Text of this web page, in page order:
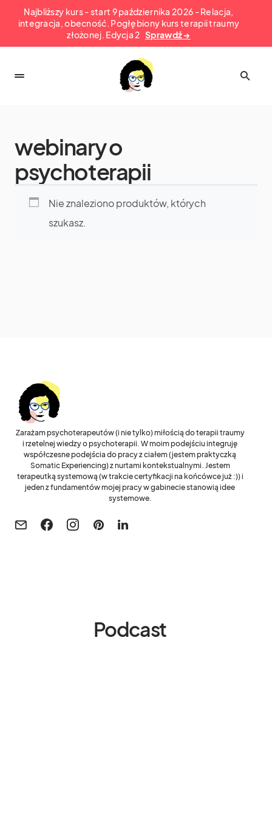
Najbliższy kurs - start 9 października 2026 - Relacja,
integracja, obecność. Pogłębiony kurs terapii traumy
złożonej. Edycja 2 Sprawdź →
webinary o
psychoterapii
Nie znaleziono produktów, których
szukasz.
Zarażam psychoterapeutów (i nie tylko) miłością do terapii traumy
i rzetelnej wiedzy o psychoterapii. W moim podejściu integruję
współczesne podejścia do pracy z ciałem (jestem praktyczką
Somatic Experiencing) z nurtami kontekstualnymi. Jestem
terapeutką systemową (w trakcie certyfikacji na końcówce już :)) i
jeden z fundamentów mojej pracy w gabinecie stanowią idee
systemowe.
Podcast